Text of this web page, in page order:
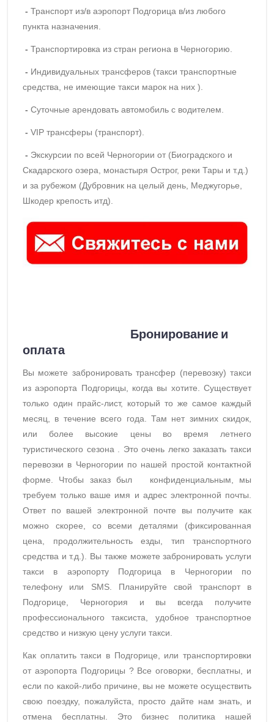
- Транспорт из/в аэропорт Подгорица в/из любого
пункта назначения.
- Транспортировка из стран региона в Черногорию.
- Индивидуальных трансферов (такси транспортные
средства, не имеющие такси марок на них ).
- Суточные арендовать автомобиль с водителем.
- VIP трансферы (транспорт).
- Экскурсии по всей Черногории от (Биоградского и
Скадарского озера, монастыря Острог, реки Тары и т.д.)
и за рубежом (Дубровник на целый день, Меджугорье,
Шкодер крепость итд).
Бронирование и
оплата
Вы можете забронировать трансфер (перевозку) такси
из аэропорта Подгорицы, когда вы хотите. Существует
только один прайс-лист, который то же самое каждый
месяц, в течение всего года. Там нет зимних скидок,
или более высокие цены во время летнего
туристического сезона . Это очень легко заказать такси
перевозки в Черногории по нашей простой контактной
форме. Чтобы заказ был конфиденциальным, мы
требуем только ваше имя и адрес электронной почты.
Ответ по вашей электронной почте вы получите как
можно скорее, со всеми деталями (фиксированная
цена, продолжительность езды, тип транспортного
средства и т.д.). Вы также можете забронировать услуги
такси в аэропорту Подгорица в Черногории по
телефону или SMS. Планируйте свой транспорт в
Подгорице, Черногория и вы всегда получите
профессионального таксиста, удобное транспортное
средство и низкую цену услуги такси.
Как оплатить такси в Подгорице, или транспортировки
от аэропорта Подгорицы ? Все оговорки, бесплатны, и
если по какой-либо причине, вы не можете осуществить
свою поездку, пожалуйста, просто дайте нам знать, и
отмена бесплатны. Это бизнес политика нашей